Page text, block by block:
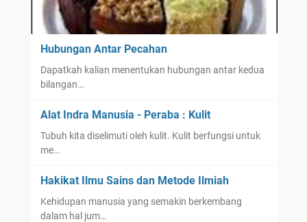
Hubungan Antar Pecahan
Dapatkah kalian menentukan hubungan antar kedua
bilangan…
Alat Indra Manusia - Peraba : Kulit
Tubuh kita diselimuti oleh kulit. Kulit berfungsi untuk
me…
Hakikat Ilmu Sains dan Metode Ilmiah
Kehidupan manusia yang semakin berkembang
dalam hal jum…